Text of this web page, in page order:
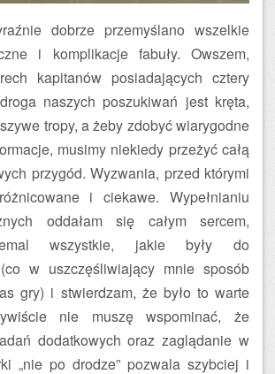
dobrze przemyślano wszelkie
i komplikacje fabuły. Owszem,
kapitanów posiadających cztery
naszych poszukiwań jest kręta,
tropy, a żeby zdobyć wiarygodne
musimy niekiedy przeżyć całą
przygód. Wyzwania, przed którymi
i ciekawe. Wypełnianiu
oddałam się całym sercem,
wszystkie, jakie były do
w uszczęśliwiający mnie sposób
gry) i stwierdzam, że było to warte
nie muszę wspominać, że
dodatkowych oraz zaglądanie w
„nie po drodze” pozwala szybciej i